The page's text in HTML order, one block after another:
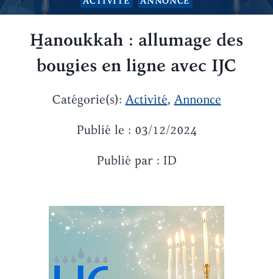
H̱anoukkah : allumage des
bougies en ligne avec IJC
Catégorie(s):Activité,Annonce
Publié le : 03/12/2024
Publié par : ID